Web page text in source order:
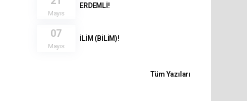
Mayıs
ERDEMLİ!
07
Mayıs
İLİM (BİLİM)!
Tüm Yazıları